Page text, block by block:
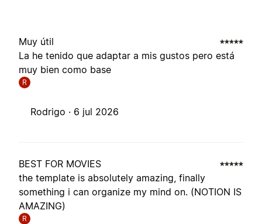
Muy útil
La he tenido que adaptar a mis gustos pero está
muy bien como base
R
Rodrigo · 6 jul 2026
BEST FOR MOVIES
the template is absolutely amazing, finally
something i can organize my mind on. (NOTION IS
AMAZING)
R